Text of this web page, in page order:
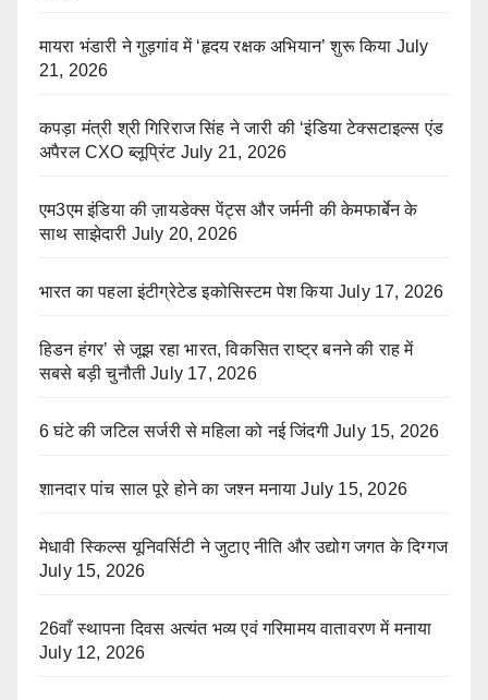
मायरा भंडारी ने गुड़गांव में ‘हृदय रक्षक अभियान’ शुरू किया July
21, 2026
कपड़ा मंत्री श्री गिरिराज सिंह ने जारी की ‘इंडिया टेक्सटाइल्स एंड
अपैरल CXO ब्लूप्रिंट July 21, 2026
एम3एम इंडिया की ज़ायडेक्स पेंट्स और जर्मनी की केमफार्बेन के
साथ साझेदारी July 20, 2026
भारत का पहला इंटीग्रेटेड इकोसिस्टम पेश किया July 17, 2026
हिडन हंगर’ से जूझ रहा भारत, विकसित राष्ट्र बनने की राह में
सबसे बड़ी चुनौती July 17, 2026
6 घंटे की जटिल सर्जरी से महिला को नई जिंदगी July 15, 2026
शानदार पांच साल पूरे होने का जश्न मनाया July 15, 2026
मेधावी स्किल्स यूनिवर्सिटी ने जुटाए नीति और उद्योग जगत के दिग्गज
July 15, 2026
26वाँ स्थापना दिवस अत्यंत भव्य एवं गरिमामय वातावरण में मनाया
July 12, 2026